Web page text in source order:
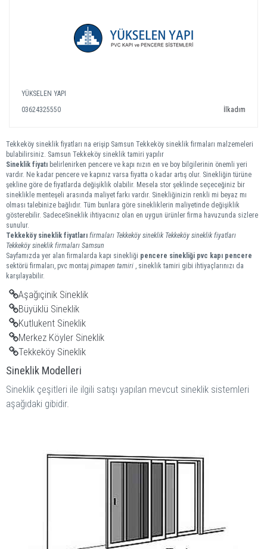
YÜKSELEN YAPI
03624325550
İlkadım
Tekkeköy sineklik fiyatları na erişip Samsun Tekkeköy sineklik firmaları malzemeleri
bulabilirsiniz. Samsun Tekkeköy sineklik tamiri yapılır
Sineklik fiyatı belirlenirken pencere ve kapı nızın en ve boy bilgilerinin önemli yeri
vardır. Ne kadar pencere ve kapınız varsa fiyatta o kadar artış olur. Sinekliğin türüne
şekline göre de fiyatlarda değişiklik olabilir. Mesela stor şeklinde seçeceğiniz bir
sineklikle menteşeli arasında maliyet farkı vardır. Sinekliğinizin renkli mi beyaz mı
olması talebinize bağlıdır. Tüm bunlara göre sinekliklerin maliyetinde değişiklik
gösterebilir. SadeceSineklik ihtiyacınız olan en uygun ürünler firma havuzunda sizlere
sunulur.
Tekkeköy sineklik fiyatları firmaları Tekkeköy sineklik Tekkeköy sineklik fiyatları
Tekkeköy sineklik firmaları Samsun
Sayfamızda yer alan firmalarda kapı sinekliği pencere sinekliği pvc kapı pencere
sektörü firmaları, pvc montaj pimapen tamiri , sineklik tamiri gibi ihtiyaçlarınızı da
karşılayabilir.
Aşağıçinik Sineklik
Büyüklü Sineklik
Kutlukent Sineklik
Merkez Köyler Sineklik
Tekkeköy Sineklik
Sineklik Modelleri
Sineklik çeşitleri ile ilgili satışı yapılan mevcut sineklik sistemleri
aşağıdaki gibidir.